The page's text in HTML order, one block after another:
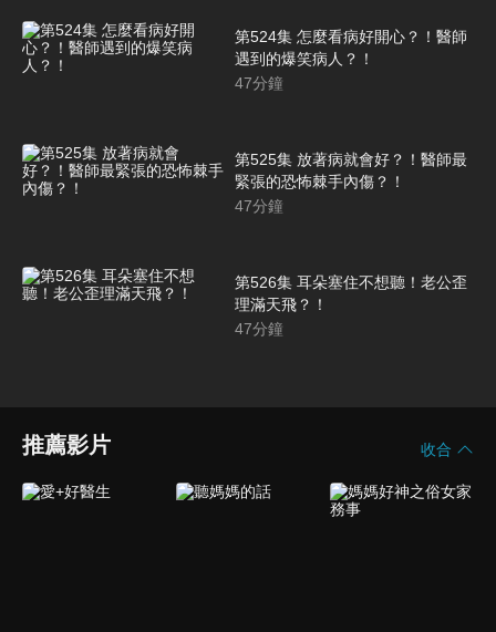
第524集 怎麼看病好開心？！醫師
遇到的爆笑病人？！
47分鐘
第525集 放著病就會好？！醫師最
緊張的恐怖棘手內傷？！
47分鐘
第526集 耳朵塞住不想聽！老公歪
理滿天飛？！
47分鐘
推薦影片 收合